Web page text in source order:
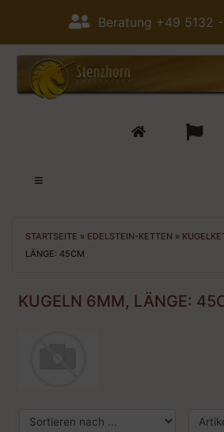
Beratung +49 5132
STARTSEITE » EDELSTEIN-KETTEN »
LÄNGE: 45CM
KUGELN 6MM, LÄNGE: